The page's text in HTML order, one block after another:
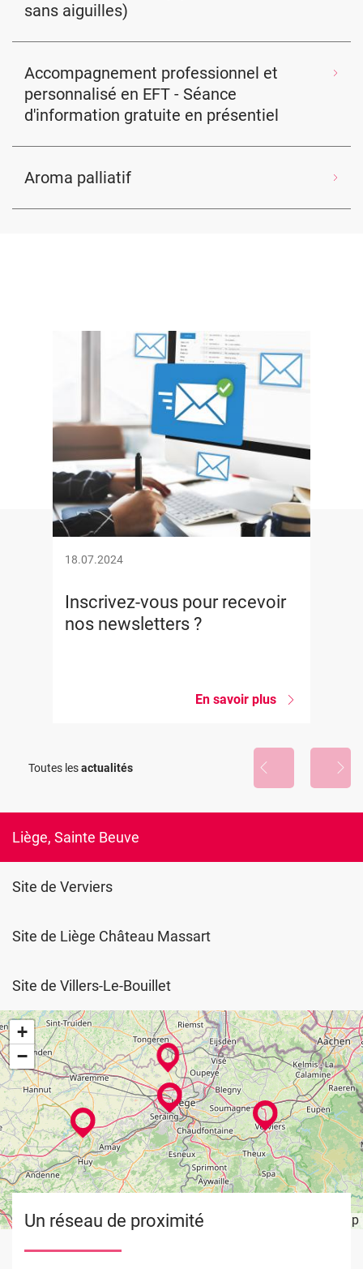
sans aiguilles)
Accompagnement professionnel et
personnalisé en EFT - Séance
d'information gratuite en présentiel
Aroma palliatif
18.07.2024
Inscrivez-vous pour recevoir
nos newsletters ?
En savoir plus sur
newsletters
Toutes lesactualités
+
−
OpenStreetMap
Un réseau de proximité
Liège, Sainte Beuve
Site de Verviers
Site de Liège Château Massart
Site de Villers-Le-Bouillet